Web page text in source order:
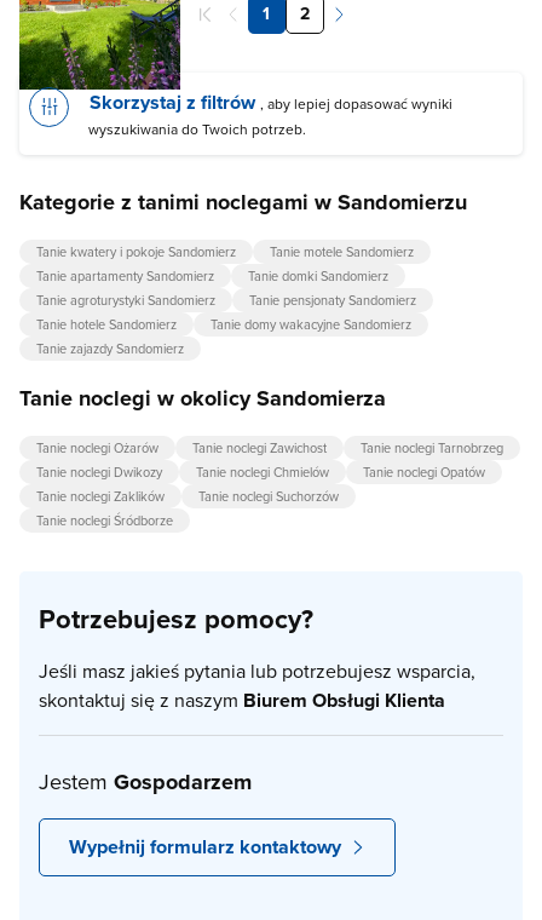
1 2
Skorzystaj z filtrów , aby lepiej dopasować wyniki
wyszukiwania do Twoich potrzeb.
Kategorie z tanimi noclegami w Sandomierzu
Tanie kwatery i pokoje Sandomierz
Tanie motele Sandomierz
Tanie apartamenty Sandomierz
Tanie domki Sandomierz
Tanie agroturystyki Sandomierz
Tanie pensjonaty Sandomierz
Tanie hotele Sandomierz
Tanie domy wakacyjne Sandomierz
Tanie zajazdy Sandomierz
Tanie noclegi w okolicy Sandomierza
Tanie noclegi Ożarów Tanie noclegi Zawichost
Tanie noclegi Tarnobrzeg
Tanie noclegi Dwikozy
Tanie noclegi Chmielów
Tanie noclegi Opatów
Tanie noclegi Zaklików
Tanie noclegi Suchorzów
Tanie noclegi Śródborze
Potrzebujesz pomocy?
Jeśli masz jakieś pytania lub potrzebujesz wsparcia,
skontaktuj się z naszym Biurem Obsługi Klienta
Jestem Gospodarzem
Wypełnij formularz kontaktowy